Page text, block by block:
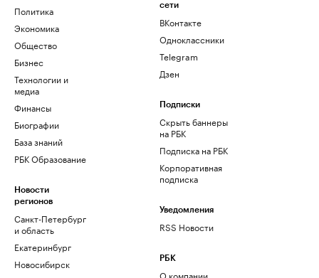
Политика
Экономика
Общество
Бизнес
Технологии и
медиа
Финансы
Биографии
База знаний
РБК Образование
Новости
регионов
Санкт-Петербург
и область
Екатеринбург
Новосибирск
сети
ВКонтакте
Одноклассники
Telegram
Дзен
Подписки
Скрыть баннеры
на РБК
Подписка на РБК
Корпоративная
подписка
Уведомления
RSS Новости
РБК
О компании